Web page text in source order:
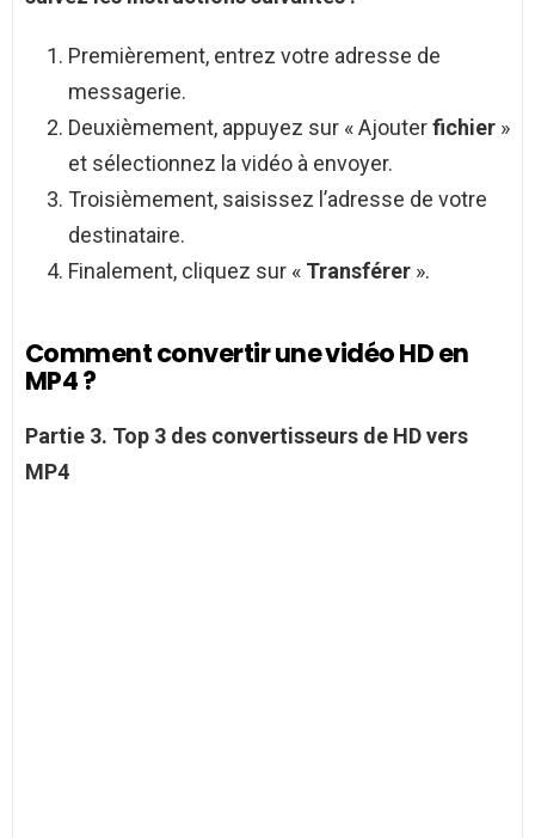
Premièrement, entrez votre adresse de
messagerie.
Deuxièmement, appuyez sur « Ajouterfichier »
et sélectionnez la vidéo à envoyer.
Troisièmement, saisissez l’adresse de votre
destinataire.
Finalement, cliquez sur « Transférer ».
Comment convertir une vidéo HD en
MP4 ?
Partie 3. Top 3 des convertisseurs de HDvers
MP4